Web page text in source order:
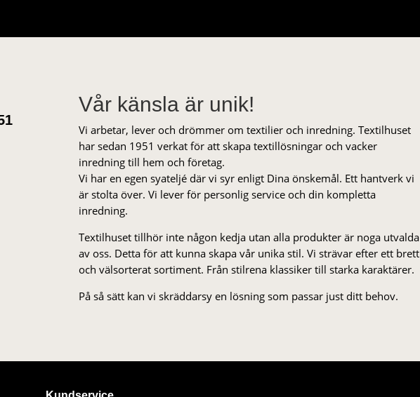
Vår känsla är unik!
Vi arbetar, lever och drömmer om textilier och inredning. Textilhuset
har sedan 1951 verkat för att skapa textillösningar och vacker
inredning till hem och företag.
Vi har en egen syateljé där vi syr enligt Dina önskemål. Ett hantverk vi
är stolta över. Vi lever för personlig service och din kompletta
inredning.
Textilhuset tillhör inte någon kedja utan alla produkter är noga utvalda
av oss. Detta för att kunna skapa vår unika stil. Vi strä­var efter ett brett
och välsorterat sor­ti­ment. Från stil­rena klas­siker till starka karaktärer.
På så sätt kan vi skräddarsy en lösning som passar just ditt behov.